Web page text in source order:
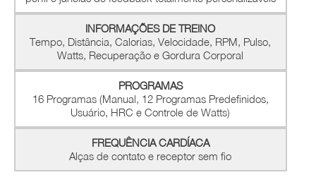
INFORMAÇÕES DE TREINO
Tempo, Distância, Calorias, Velocidade, RPM, Pulso,
Watts, Recuperação e Gordura Corporal
PROGRAMAS
16 Programas (Manual, 12 Programas Predefinidos,
Usuário, HRC e Controle de Watts)
FREQUÊNCIA CARDÍACA
Alças de contato e receptor sem fio